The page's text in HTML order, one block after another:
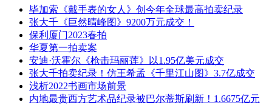
毕加索《戴手表的女人》创今年全球最高拍卖纪录
张大千《巨然晴峰图》9200万元成交！
保利厦门2023春拍
华夏第一拍卖案
安迪·沃霍尔《枪击玛丽莲》以1.95亿美元成交
张大千拍卖纪录！仿王希孟《千里江山图》3.7亿成交
浅析2022书画市场前景
内地最贵西方艺术品纪录被巴尔蒂斯刷新！1.6675亿元